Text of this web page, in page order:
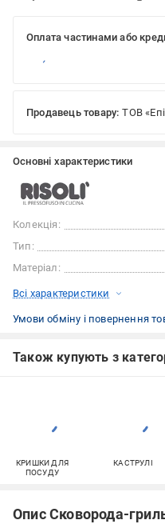
Оплата частинами або
Продавець товару: ТОВ
Основні характеристики
Колекція:
Тип:
Матеріал:
Всі характеристики
Умови обміну і повернення
Також купують з
КРИШКИ ДЛЯ
ПОСУДУ
КАСТРУЛІ
Опис Сковорода-